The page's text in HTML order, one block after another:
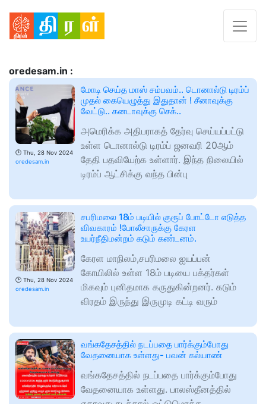
oredesam.in :
🕑 Thu, 28 Nov 2024
oredesam.in
மோடி செய்த மாஸ் சம்பவம்.. டொனால்டு டிரம்ப்
முதல் கையெழுத்து இதுதான் ! சீனாவுக்கு
வேட்டு.. கனடாவுக்கு செக்..
அமெரிக்க அதிபராகத் தேர்வு செய்யப்பட்டு
உள்ள டொனால்டு டிரம்ப் ஜனவரி 20ஆம்
தேதி பதவியேற்க உள்ளார். இந்த நிலையில்
டிரம்ப் ஆட்சிக்கு வந்த பின்பு
🕑 Thu, 28 Nov 2024
oredesam.in
சபரிமலை 18ம் படியில் குரூப் போட்டோ எடுத்த
விவகாரம் !போலீசாருக்கு கேரள
உயர்நீதிமன்றம் கடும் கண்டனம்.
கேரள மாநிலம்,சபரிமலை ஐயப்பன்
கோயிலில் உள்ள 18ம் படியை பக்தர்கள்
மிகவும் புனிதமாக கருதுகின்றனர். கடும்
விரதம் இருந்து இருமுடி கட்டி வரும்
வங்கதேசத்தில் நடப்பதை பார்க்கும்போது
வேதனையாக உள்ளது- பவன் கல்யாண்
வங்கதேசத்தில் நடப்பதை பார்க்கும்போது
வேதனையாக உள்ளது. பாலஸ்தீனத்தில்